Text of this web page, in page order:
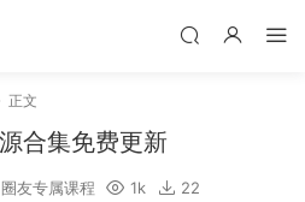
正文
合集免费更新
圈友专属课程 1k 22